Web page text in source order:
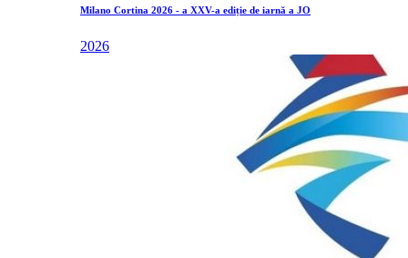
Milano Cortina 2026 - a XXV-a ediție de iarnă a JO
2026